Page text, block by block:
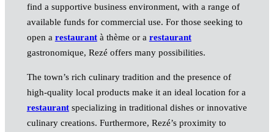
find a supportive business environment, with a range of
available funds for commercial use. For those seeking to
open a restaurantà thème or a restaurant
gastronomique, Rezé offers many possibilities.
The town’s rich culinary tradition and the presence of
high-quality local products make it an ideal location for a
restaurantspecializing in traditional dishes or innovative
culinary creations. Furthermore, Rezé’s proximity to